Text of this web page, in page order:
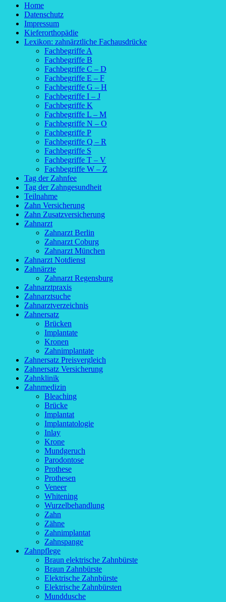
Home
Datenschutz
Impressum
Kieferorthopädie
Lexikon: zahnärztliche Fachausdrücke
Fachbegriffe A
Fachbegriffe B
Fachbegriffe C – D
Fachbegriffe E – F
Fachbegriffe G – H
Fachbegriffe I – J
Fachbegriffe K
Fachbegriffe L – M
Fachbegriffe N – O
Fachbegriffe P
Fachbegriffe Q – R
Fachbegriffe S
Fachbegriffe T – V
Fachbegriffe W – Z
Tag der Zahnfee
Tag der Zahngesundheit
Teilnahme
Zahn Versicherung
Zahn Zusatzversicherung
Zahnarzt
Zahnarzt Berlin
Zahnarzt Coburg
Zahnarzt München
Zahnarzt Notdienst
Zahnärzte
Zahnarzt Regensburg
Zahnarztpraxis
Zahnarztsuche
Zahnarztverzeichnis
Zahnersatz
Brücken
Implantate
Kronen
Zahnimplantate
Zahnersatz Preisvergleich
Zahnersatz Versicherung
Zahnklinik
Zahnmedizin
Bleaching
Brücke
Implantat
Implantatologie
Inlay
Krone
Mundgeruch
Parodontose
Prothese
Prothesen
Veneer
Whitening
Wurzelbehandlung
Zahn
Zähne
Zahnimplantat
Zahnspange
Zahnpflege
Braun elektrische Zahnbürste
Braun Zahnbürste
Elektrische Zahnbürste
Elektrische Zahnbürsten
Munddusche